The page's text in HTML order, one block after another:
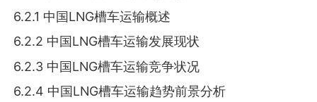
6.2.1 中国LNG槽车运输概述
6.2.2 中国LNG槽车运输发展现状
6.2.3 中国LNG槽车运输竞争状况
6.2.4 中国LNG槽车运输趋势前景分析